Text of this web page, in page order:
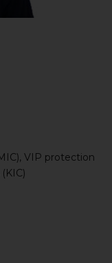
VIP protection